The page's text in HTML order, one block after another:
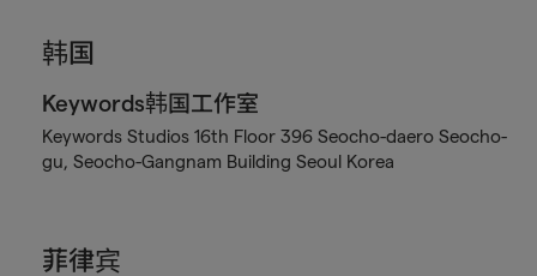
韩国
Keywords韩国工作室
Keywords Studios 16th Floor 396 Seocho-daero Seocho-
gu, Seocho-Gangnam Building Seoul Korea
菲律宾